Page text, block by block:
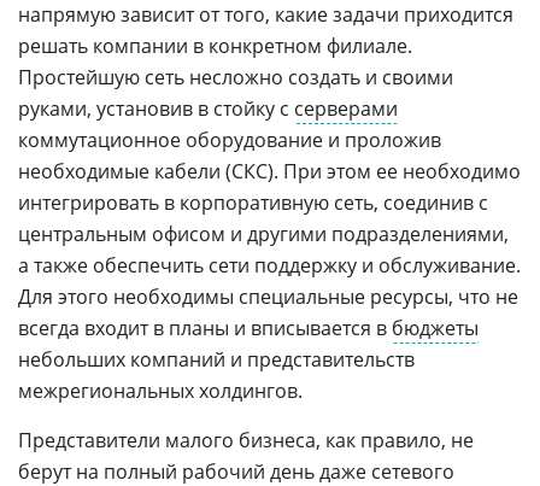
напрямую зависит от того, какие задачи приходится
решать компании в конкретном филиале.
Простейшую сеть несложно создать и своими
руками, установив в стойку с серверами
коммутационное оборудование и проложив
необходимые кабели (СКС). При этом ее необходимо
интегрировать в корпоративную сеть, соединив с
центральным офисом и другими подразделениями,
а также обеспечить сети поддержку и обслуживание.
Для этого необходимы специальные ресурсы, что не
всегда входит в планы и вписывается в бюджеты
небольших компаний и представительств
межрегиональных холдингов.
Представители малого бизнеса, как правило, не
берут на полный рабочий день даже сетевого